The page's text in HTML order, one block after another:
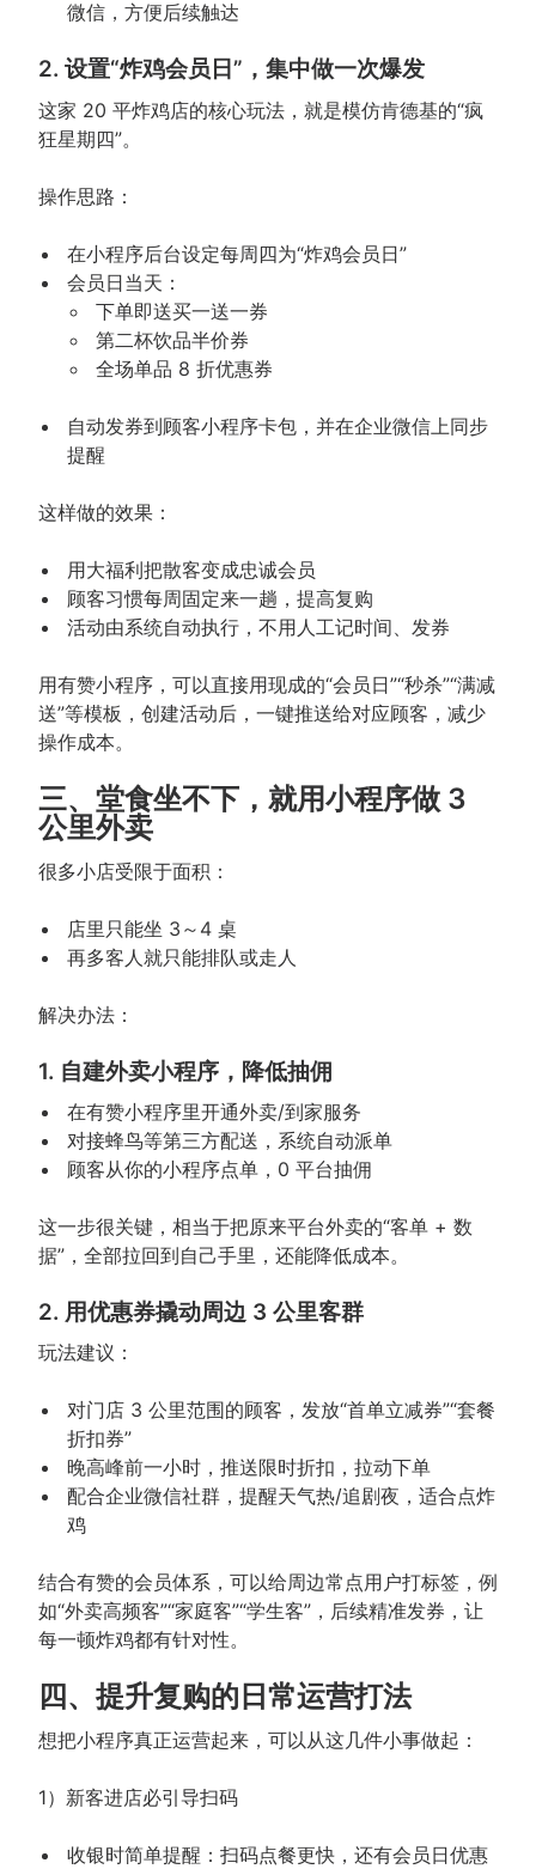
微信，方便后续触达
2. 设置“炸鸡会员日”，集中做一次爆发
这家 20 平炸鸡店的核心玩法，就是模仿肯德基的“疯
狂星期四”。
操作思路：
在小程序后台设定每周四为“炸鸡会员日”
会员日当天：
下单即送买一送一券
第二杯饮品半价券
全场单品 8 折优惠券
自动发券到顾客小程序卡包，并在企业微信上同步
提醒
这样做的效果：
用大福利把散客变成忠诚会员
顾客习惯每周固定来一趟，提高复购
活动由系统自动执行，不用人工记时间、发券
用有赞小程序，可以直接用现成的“会员日”“秒杀”“满减
送”等模板，创建活动后，一键推送给对应顾客，减少
操作成本。
三、堂食坐不下，就用小程序做 3
公里外卖
很多小店受限于面积：
店里只能坐 3～4 桌
再多客人就只能排队或走人
解决办法：
1. 自建外卖小程序，降低抽佣
在有赞小程序里开通外卖/到家服务
对接蜂鸟等第三方配送，系统自动派单
顾客从你的小程序点单，0 平台抽佣
这一步很关键，相当于把原来平台外卖的“客单 + 数
据”，全部拉回到自己手里，还能降低成本。
2. 用优惠券撬动周边 3 公里客群
玩法建议：
对门店 3 公里范围的顾客，发放“首单立减券”“套餐
折扣券”
晚高峰前一小时，推送限时折扣，拉动下单
配合企业微信社群，提醒天气热/追剧夜，适合点炸
鸡
结合有赞的会员体系，可以给周边常点用户打标签，例
如“外卖高频客”“家庭客”“学生客”，后续精准发券，让
每一顿炸鸡都有针对性。
四、提升复购的日常运营打法
想把小程序真正运营起来，可以从这几件小事做起：
1）新客进店必引导扫码
收银时简单提醒：扫码点餐更快，还有会员日优惠